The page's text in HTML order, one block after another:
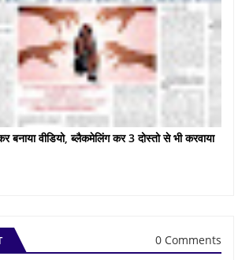
बनाया वीडियो, ब्लैकमेलिंग कर 3 दोस्तो से भी करवाया
0 Comments